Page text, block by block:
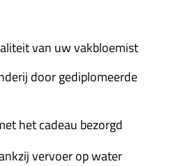
van uw vakbloemist
door gediplomeerde
het cadeau bezorgd
vervoer op water